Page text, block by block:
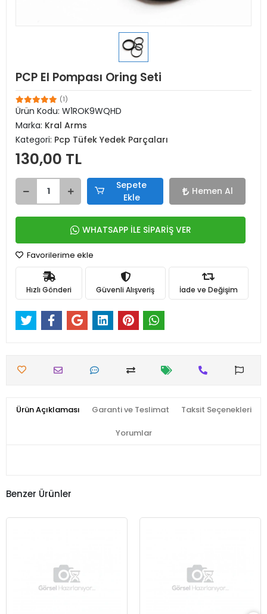
PCP El Pompası Oring Seti
(1)
Ürün Kodu: W1ROK9WQHD
Marka: Kral Arms
Kategori: Pcp Tüfek Yedek Parçaları
130,00 TL
Sepete
Ekle
Hemen Al
WHATSAPP İLE SİPARİŞ VER
Favorilerime ekle
Hızlı Gönderi Güvenli Alışveriş İade ve Değişim
Ürün Açıklaması Garanti ve Teslimat Taksit Seçenekleri
Yorumlar
Benzer Ürünler